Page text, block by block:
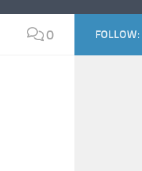
0 FOLLOW: